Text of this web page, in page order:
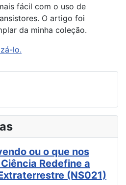
fácil com o uso de
O artigo foi
da minha coleção.
lo.
ou o que nos
Redefine a
(NS021)